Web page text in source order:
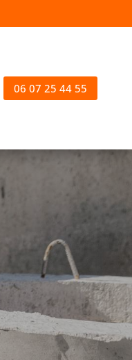
06 07 25 44 55